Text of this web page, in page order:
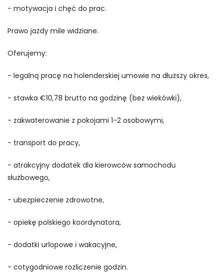
- motywacja i chęć do prac.
Prawo jazdy mile widziane.
Oferujemy:
- legalną pracę na holenderskiej umowie na dłuższy okres,
- stawka €10,78 brutto na godzinę (bez wiekówki),
- zakwaterowanie z pokojami 1-2 osobowymi,
- transport do pracy,
- atrakcyjny dodatek dla kierowców samochodu
służbowego,
- ubezpieczenie zdrowotne,
- opiekę polskiego koordynatora,
- dodatki urlopowe i wakacyjne,
- cotygodniowe rozliczenie godzin.